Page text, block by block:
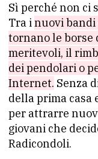
Sì perché non ci
Tra inuovi bandi
tornano le
meritevoli, il
dei pendolari o
Internet. Senza
della prima casa
per attrarre
giovani che
Radicondoli.